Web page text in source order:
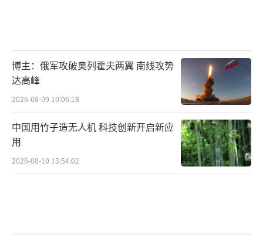
博主：俄军攻破奥列霍夫两翼 南线攻势
达高峰
2026-08-09 10:06:18
中国用竹子造无人机 科技创新开启新应
用
2026-08-10 13:54:02